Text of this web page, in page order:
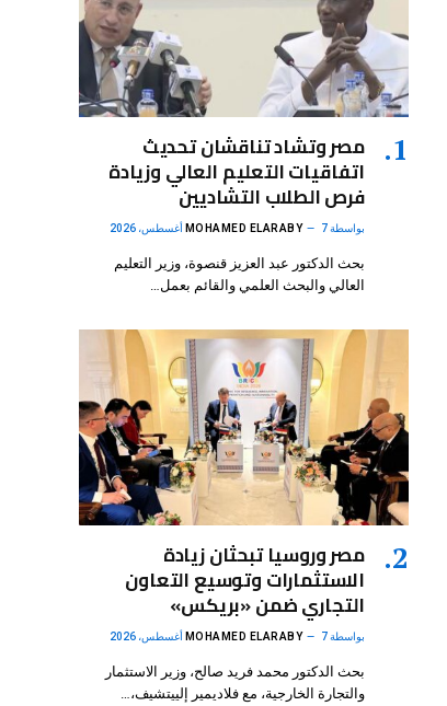
مصر وتشاد تناقشان تحديث
اتفاقيات التعليم العالي وزيادة
فرص الطلاب التشاديين
بواسطة MOHAMED ELARABY 7 أغسطس، 2026
بحث الدكتور عبد العزيز قنصوة، وزير التعليم
العالي والبحث العلمي والقائم بعمل…
مصر وروسيا تبحثان زيادة
الاستثمارات وتوسيع التعاون
التجاري ضمن «بريكس»
بواسطة MOHAMED ELARABY 7 أغسطس، 2026
بحث الدكتور محمد فريد صالح، وزير الاستثمار
والتجارة الخارجية، مع فلاديمير إلييتشيف،…